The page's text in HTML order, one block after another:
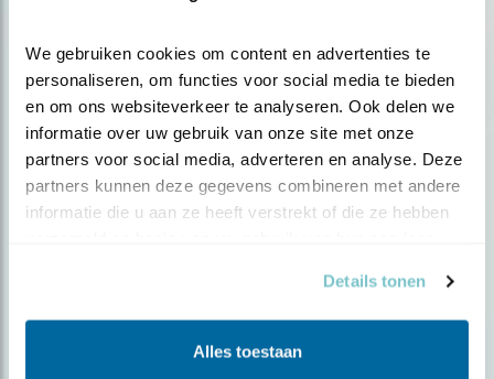
We gebruiken cookies om content en advertenties te
personaliseren, om functies voor social media te bieden
en om ons websiteverkeer te analyseren. Ook delen we
informatie over uw gebruik van onze site met onze
partners voor social media, adverteren en analyse. Deze
partners kunnen deze gegevens combineren met andere
informatie die u aan ze heeft verstrekt of die ze hebben
Details tonen
Alles toestaan
Voorzichtige stapjes in de goede
richtin..